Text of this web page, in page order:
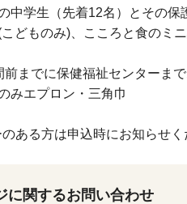
中学生（先着12名）とその保
どものみ)、こころと食のミ
までに保健福祉センターま
みエプロン・三角巾
ある方は申込時にお知らせく
に関するお問い合わせ